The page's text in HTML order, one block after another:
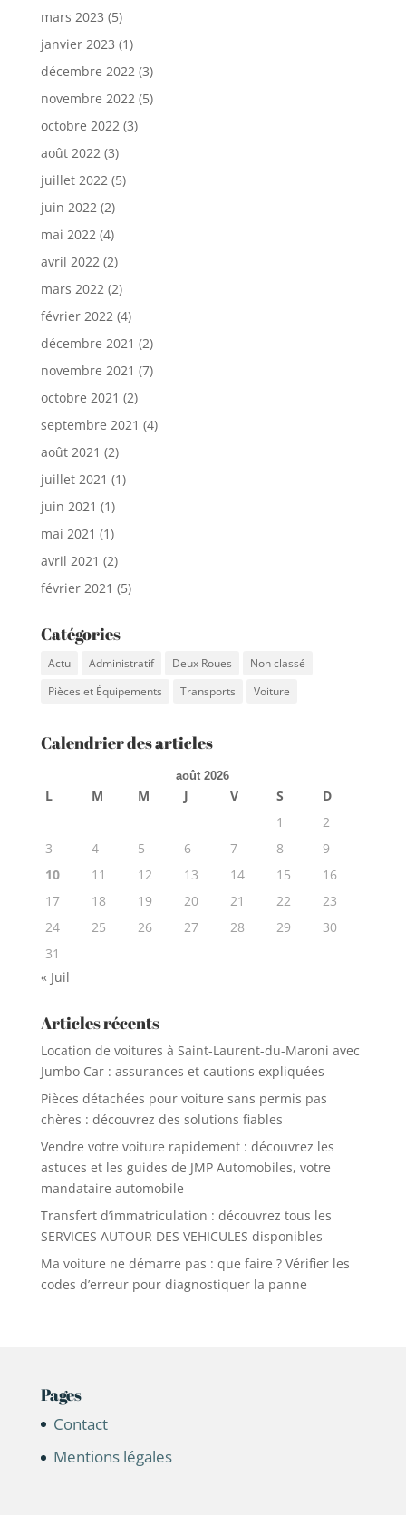
mars 2023 (5)
janvier 2023 (1)
décembre 2022 (3)
novembre 2022 (5)
octobre 2022 (3)
août 2022 (3)
juillet 2022 (5)
juin 2022 (2)
mai 2022 (4)
avril 2022 (2)
mars 2022 (2)
février 2022 (4)
décembre 2021 (2)
novembre 2021 (7)
octobre 2021 (2)
septembre 2021 (4)
août 2021 (2)
juillet 2021 (1)
juin 2021 (1)
mai 2021 (1)
avril 2021 (2)
février 2021 (5)
Catégories
Actu Administratif Deux Roues
Non classé
Pièces et Équipements
Transports Voiture
Calendrier des articles
août 2026
L M M J V S
D
1
2
3
4 5 6 7 8
9
10
11 12 13 14 15
16
17
18 19 20 21 22
23
24
25 26 27 28 29
30
31
« Juil
Articles récents
Location de voitures à Saint-Laurent-du-Maroni avec
Jumbo Car : assurances et cautions expliquées
Pièces détachées pour voiture sans permis pas
chères : découvrez des solutions fiables
Vendre votre voiture rapidement : découvrez les
astuces et les guides de JMP Automobiles, votre
mandataire automobile
Transfert d’immatriculation : découvrez tous les
SERVICES AUTOUR DES VEHICULES disponibles
Ma voiture ne démarre pas : que faire ? Vérifier les
codes d’erreur pour diagnostiquer la panne
Pages
Contact
Mentions légales